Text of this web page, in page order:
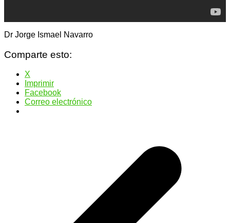
Dr Jorge Ismael Navarro
Comparte esto:
X
Imprimir
Facebook
Correo electrónico